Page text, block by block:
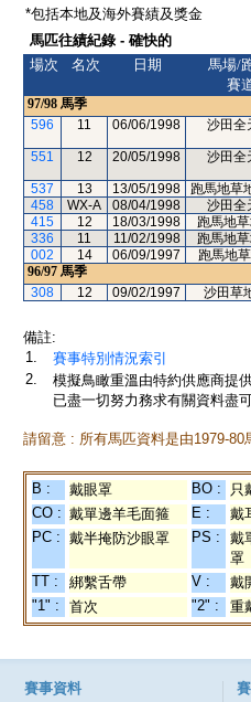
*包括本地及海外賽績及獎金
馬匹往績紀錄 - 確快的
場次
名次 日期
馬場/
賽
97/98 馬季
596
11 06/06/1998 沙田全
551 12 20/05/1998 沙田全
537 13 13/05/1998 跑馬地草
458
WX-A 08/04/1998 沙田全
415
12 18/03/1998 跑馬地
336
11 11/02/1998 跑馬地
002
14 06/09/1997 跑馬地
96/97 馬季
308
12 09/02/1997 沙田草
備註:
1.
賽事特別情況索引
2.
模擬鳥瞰重溫由特約供應商提
已盡一切努力務求有關資料盡
請留意 : 所有馬匹資料是由1979-80
B : 戴眼罩 BO : 只
CO : 戴單邊羊毛面箍 E : 戴
PC : 戴半掩防沙眼罩 PS :
戴
罩
TT : 綁繫舌帶 V : 戴
"1" :
首次 "2" : 重
賽事資料